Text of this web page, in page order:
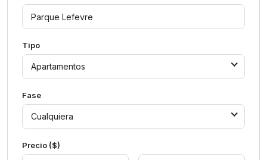
Tipo
Apartamentos
Fase
Cualquiera
Precio ($)